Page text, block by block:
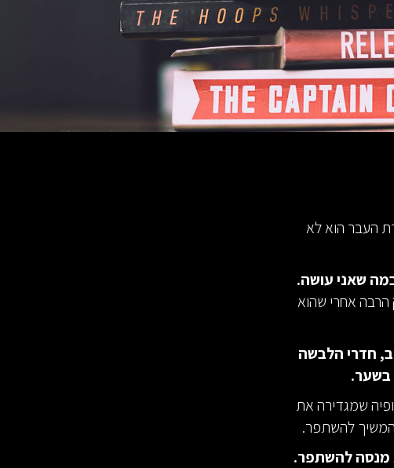
העבר הוא לא
שאני עושה.
אחרי שהוא
חדרי הלבשה
בשער.
שמגדירה את
להשתפר.
מנסה להשתפר.